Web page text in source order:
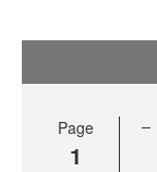
Page
1